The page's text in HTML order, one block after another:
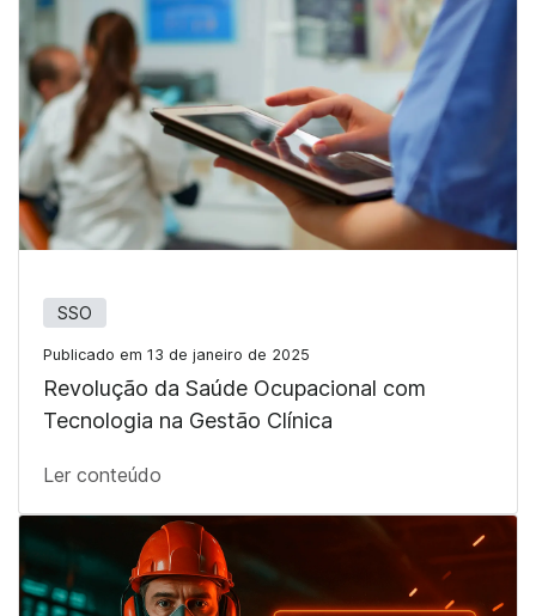
SSO
Publicado em 13 de janeiro de 2025
Revolução da Saúde Ocupacional com
Tecnologia na Gestão Clínica
Ler conteúdo